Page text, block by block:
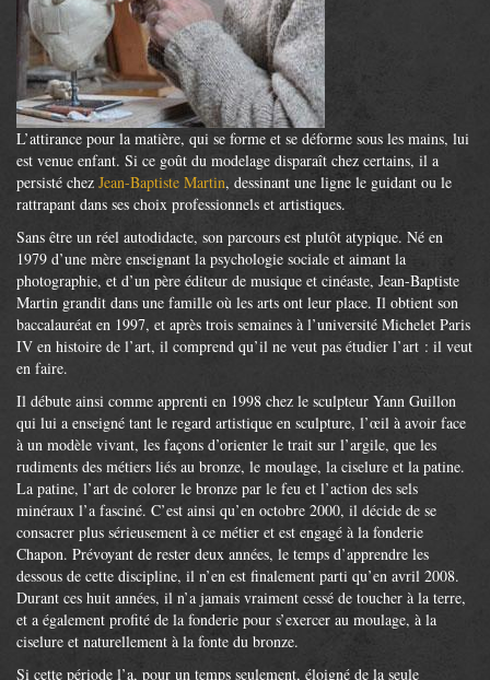
L’attirance pour la matière, qui se forme et se déforme sous les mains, lui
est venue enfant. Si ce goût du modelage disparaît chez certains, il a
persisté chez Jean-Baptiste Martin, dessinant une ligne le guidant ou le
rattrapant dans ses choix professionnels et artistiques.
Sans être un réel autodidacte, son parcours est plutôt atypique. Né en
1979 d’une mère enseignant la psychologie sociale et aimant la
photographie, et d’un père éditeur de musique et cinéaste, Jean-Baptiste
Martin grandit dans une famille où les arts ont leur place. Il obtient son
baccalauréat en 1997, et après trois semaines à l’université Michelet Paris
IV en histoire de l’art, il comprend qu’il ne veut pas étudier l’art : il veut
en faire.
Il débute ainsi comme apprenti en 1998 chez le sculpteur Yann Guillon
qui lui a enseigné tant le regard artistique en sculpture, l’œil à avoir face
à un modèle vivant, les façons d’orienter le trait sur l’argile, que les
rudiments des métiers liés au bronze, le moulage, la ciselure et la patine.
La patine, l’art de colorer le bronze par le feu et l’action des sels
minéraux l’a fasciné. C’est ainsi qu’en octobre 2000, il décide de se
consacrer plus sérieusement à ce métier et est engagé à la fonderie
Chapon. Prévoyant de rester deux années, le temps d’apprendre les
dessous de cette discipline, il n’en est finalement parti qu’en avril 2008.
Durant ces huit années, il n’a jamais vraiment cessé de toucher à la terre,
et a également profité de la fonderie pour s’exercer au moulage, à la
ciselure et naturellement à la fonte du bronze.
Si cette période l’a, pour un temps seulement, éloigné de la seule